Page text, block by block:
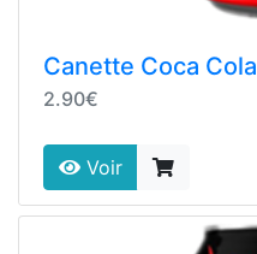
Canette Coca Cola
2.90€
Voir